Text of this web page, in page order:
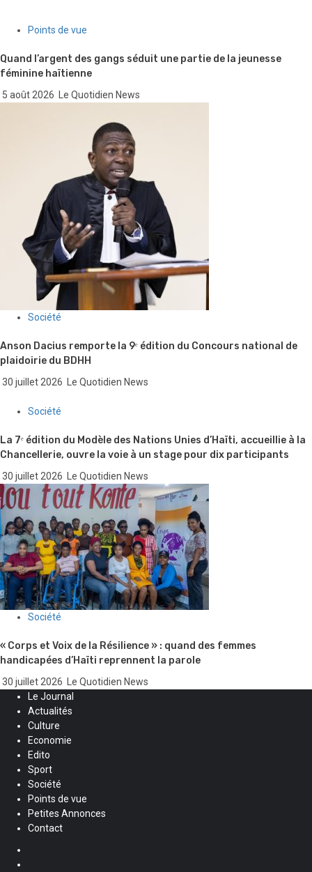
Points de vue
Quand l’argent des gangs séduit une partie de la jeunesse
féminine haïtienne
5 août 2026 Le Quotidien News
Société
Anson Dacius remporte la 9ᵉ édition du Concours national de
plaidoirie du BDHH
30 juillet 2026 Le Quotidien News
Société
La 7ᵉ édition du Modèle des Nations Unies d’Haïti, accueillie à la
Chancellerie, ouvre la voie à un stage pour dix participants
30 juillet 2026 Le Quotidien News
Société
« Corps et Voix de la Résilience » : quand des femmes
handicapées d’Haïti reprennent la parole
30 juillet 2026
Le Quotidien News
Le Journal
Actualités
Culture
Economie
Edito
Sport
Société
Points de vue
Petites Annonces
Contact